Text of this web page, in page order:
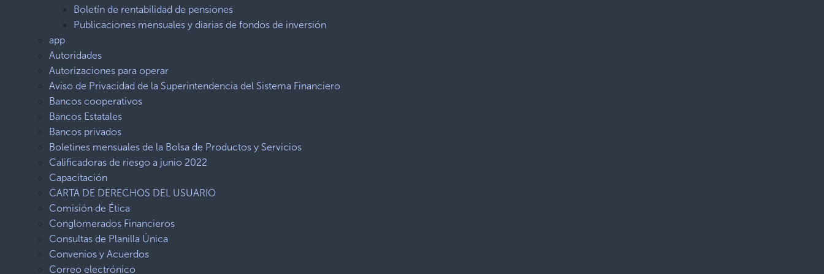
Boletín de rentabilidad de pensiones
Publicaciones mensuales y diarias de fondos de inversión
app
Autoridades
Autorizaciones para operar
Aviso de Privacidad de la Superintendencia del Sistema Financiero
Bancos cooperativos
Bancos Estatales
Bancos privados
Boletines mensuales de la Bolsa de Productos y Servicios
Calificadoras de riesgo a junio 2022
Capacitación
CARTA DE DERECHOS DEL USUARIO
Comisión de Ética
Conglomerados Financieros
Consultas de Planilla Única
Convenios y Acuerdos
Correo electrónico